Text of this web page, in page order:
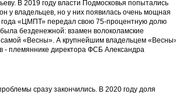
В 2019 году власти Подмосковья попытались
у владельцев, но у них появилась очень мощная
«ЦМПТ» передал свою 75-процентную долю
безденежной: взамен волоколамские
«Весны». А крупнейшим владельцем
- племяннике директора ФСБ Александра
сразу закончились. В 2020 году доля